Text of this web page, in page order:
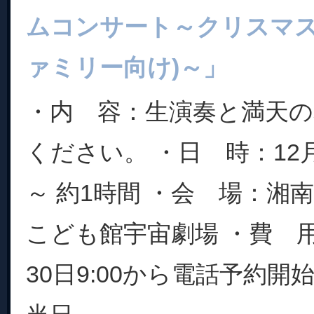
ムコンサート～クリスマ
ァミリー向け)～」
・内 容：生演奏と満天
ください。 ・日 時：12
～ 約1時間 ・会 場：湘
こども館宇宙劇場 ・費
30日9:00から電話予約開